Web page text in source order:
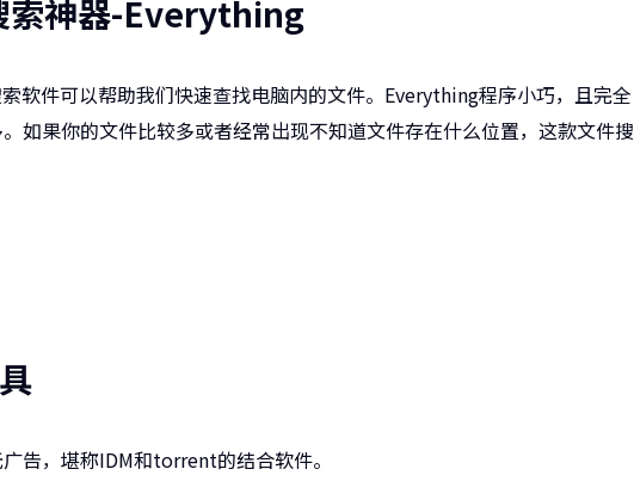
索神器-Everything
软件可以帮助我们快速查找电脑内的文件。Everything程序小巧，且完全
如果你的文件比较多或者经常出现不知道文件存在什么位置，这款文件搜
告，堪称IDM和torrent的结合软件。